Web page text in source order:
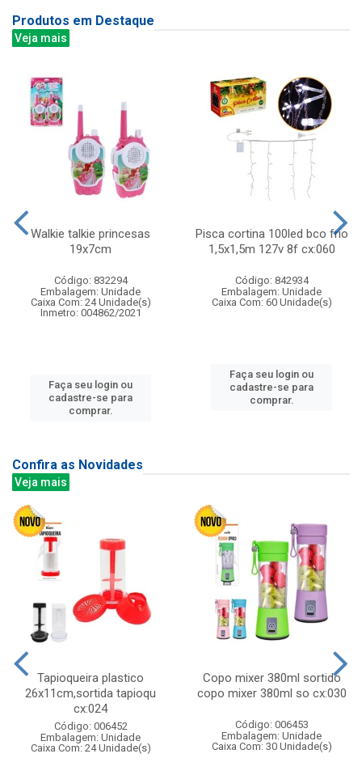
Produtos em Destaque
Veja mais
Walkie talkie princesas
19x7cm
Código: 832294
Embalagem: Unidade
Caixa Com: 24 Unidade(s)
Inmetro: 004862/2021
Faça seu login ou
cadastre-se para
comprar.
Pisca cortina 100led bco frio
1,5x1,5m 127v 8f cx:060
Código: 842934
Embalagem: Unidade
Caixa Com: 60 Unidade(s)
Faça seu login ou
cadastre-se para
comprar.
Confira as Novidades
Veja mais
Tapioqueira plastico
26x11cm,sortida tapioqu
cx:024
Código: 006452
Embalagem: Unidade
Caixa Com: 24 Unidade(s)
Copo mixer 380ml sortido
copo mixer 380ml so cx:030
Código: 006453
Embalagem: Unidade
Caixa Com: 30 Unidade(s)